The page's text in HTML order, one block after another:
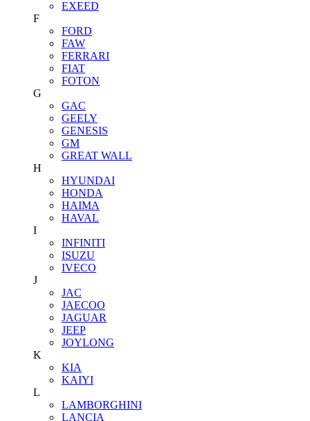
EXEED
F
FORD
FAW
FERRARI
FIAT
FOTON
G
GAC
GEELY
GENESIS
GM
GREAT WALL
H
HYUNDAI
HONDA
HAIMA
HAVAL
I
INFINITI
ISUZU
IVECO
J
JAC
JAECOO
JAGUAR
JEEP
JOYLONG
K
KIA
KAIYI
L
LAMBORGHINI
LANCIA